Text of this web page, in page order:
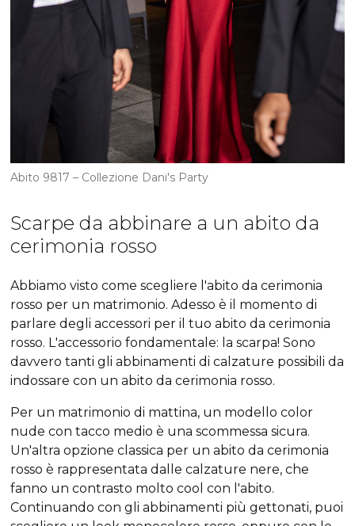
Abito 9817 – Collezione Dani's Party
Scarpe da abbinare a un abito da
cerimonia rosso
Abbiamo visto come scegliere l'abito da cerimonia
rosso per un matrimonio. Adesso è il momento di
parlare degli accessori per il tuo abito da cerimonia
rosso. L'accessorio fondamentale: la scarpa! Sono
davvero tanti gli abbinamenti di calzature possibili da
indossare con un abito da cerimonia rosso.
Per un matrimonio di mattina, un modello color
nude con tacco medio è una scommessa sicura.
Un'altra opzione classica per un abito da cerimonia
rosso è rappresentata dalle calzature nere, che
fanno un contrasto molto cool con l'abito.
Continuando con gli abbinamenti più gettonati, puoi